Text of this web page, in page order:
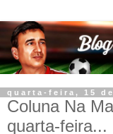
quarta-feira, 15
Coluna Na
quarta-feira...